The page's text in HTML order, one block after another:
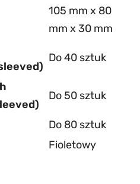
105 mm x 80
mm x 30 mm
Do 40 sztuk
Do 50 sztuk
Do 80 sztuk
Fioletowy